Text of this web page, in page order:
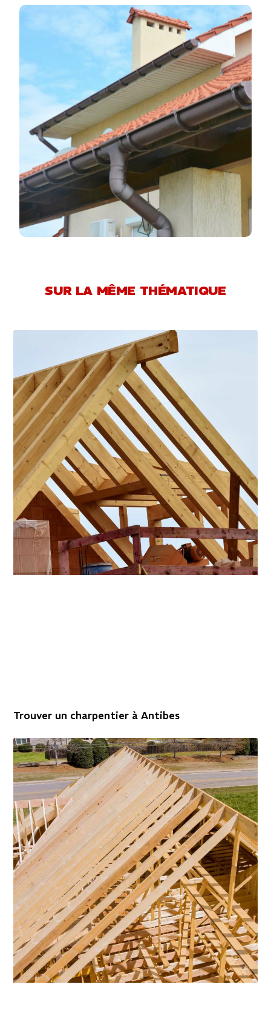
SUR LA MÊME THÉMATIQUE
Trouver un charpentier à Antibes